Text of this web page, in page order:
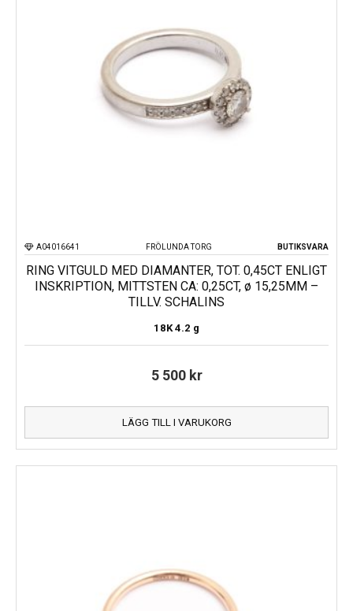
FRÖLUNDA TORG
A04016641 BUTIKSVARA
RING VITGULD MED DIAMANTER, TOT. 0,45CT ENLIGT
INSKRIPTION, MITTSTEN CA: 0,25CT, ø 15,25MM –
TILLV. SCHALINS
18K 4.2 g
5 500 kr
LÄGG TILL I VARUKORG